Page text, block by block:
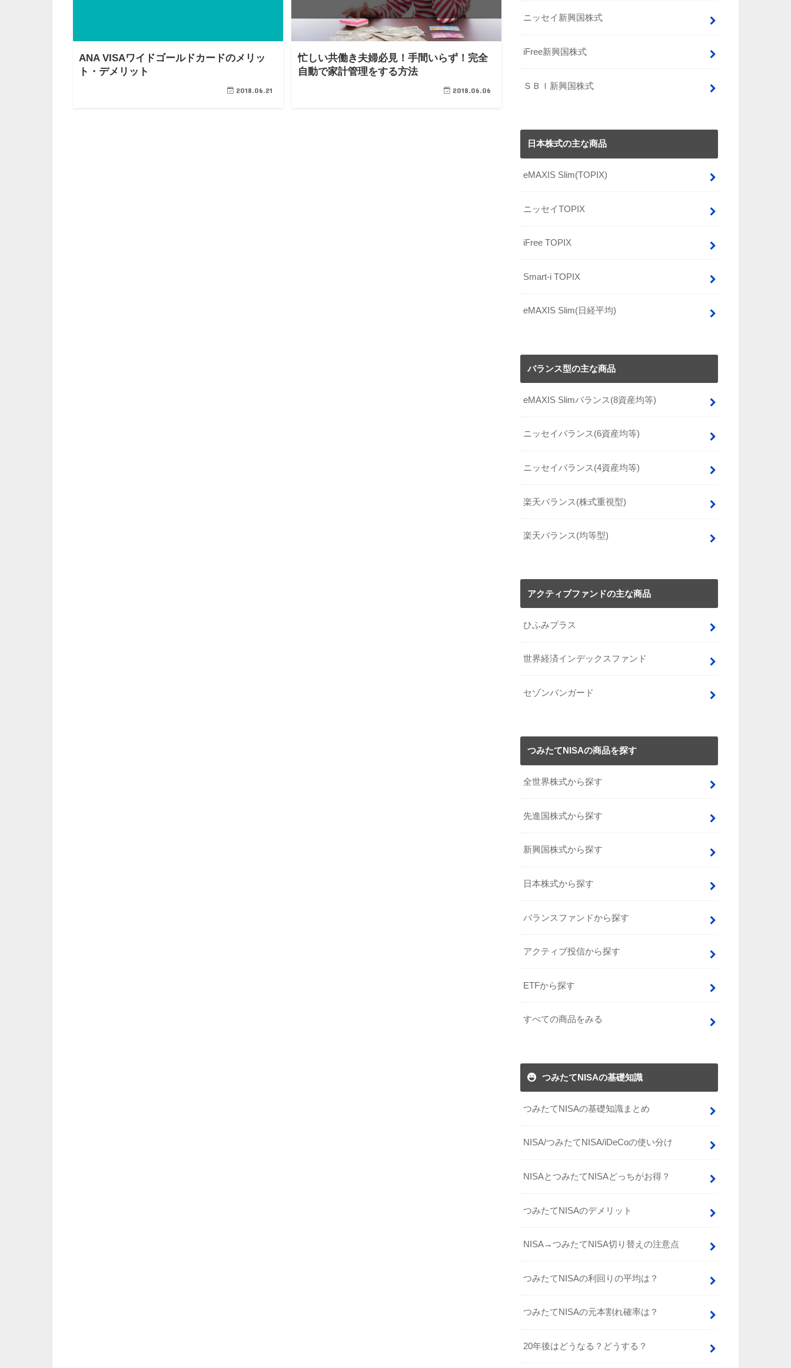
ANA VISAワイドゴールドカードのメリッ
ト・デメリット
2018.06.21
忙しい共働き夫婦必見！手間いらず！完全
自動で家計管理をする方法
2018.06.06
ニッセイ新興国株式
iFree新興国株式
ＳＢＩ新興国株式
日本株式の主な商品
eMAXIS Slim(TOPIX)
ニッセイTOPIX
iFree TOPIX
Smart-i TOPIX
eMAXIS Slim(日経平均)
バランス型の主な商品
eMAXIS Slimバランス(8資産均等)
ニッセイバランス(6資産均等)
ニッセイバランス(4資産均等)
楽天バランス(株式重視型)
楽天バランス(均等型)
アクティブファンドの主な商品
ひふみプラス
世界経済インデックスファンド
セゾンバンガード
つみたてNISAの商品を探す
全世界株式から探す
先進国株式から探す
新興国株式から探す
日本株式から探す
バランスファンドから探す
アクティブ投信から探す
ETFから探す
すべての商品をみる
つみたてNISAの基礎知識
つみたてNISAの基礎知識まとめ
NISA/つみたてNISA/iDeCoの使い分け
NISAとつみたてNISAどっちがお得？
つみたてNISAのデメリット
NISA→つみたてNISA切り替えの注意点
つみたてNISAの利回りの平均は？
つみたてNISAの元本割れ確率は？
20年後はどうなる？どうする？